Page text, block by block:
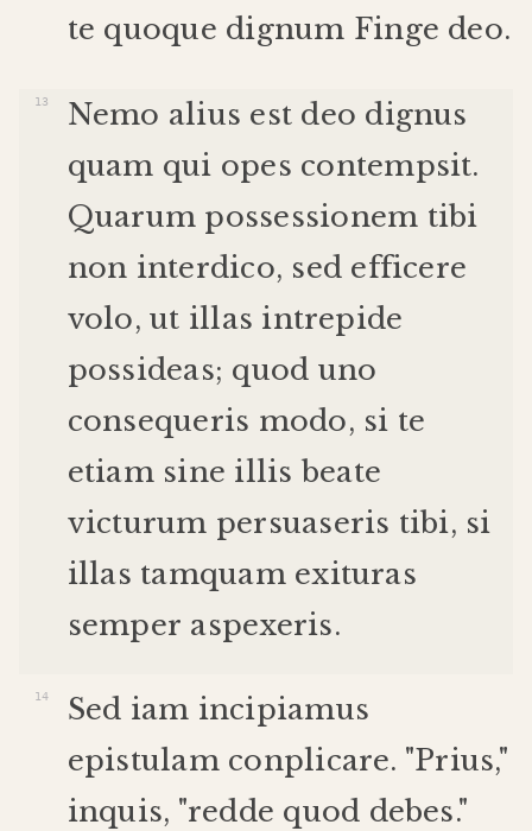
te quoque dignum Finge deo.
Nemo alius est deo dignus
quam qui opes contempsit.
Quarum possessionem tibi
non interdico, sed efficere
volo,ut illas intrepide
possideas; quod uno
consequeris modo, si te
etiam sine illis beate
victurum persuaseris tibi, si
illas tamquam exituras
semper aspexeris.
Sed iam incipiamus
epistulam conplicare. "Prius,"
inquis, "redde quod debes."